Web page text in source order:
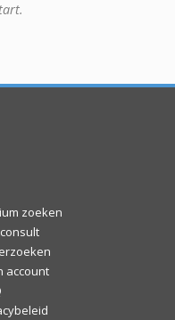
zoeken
account